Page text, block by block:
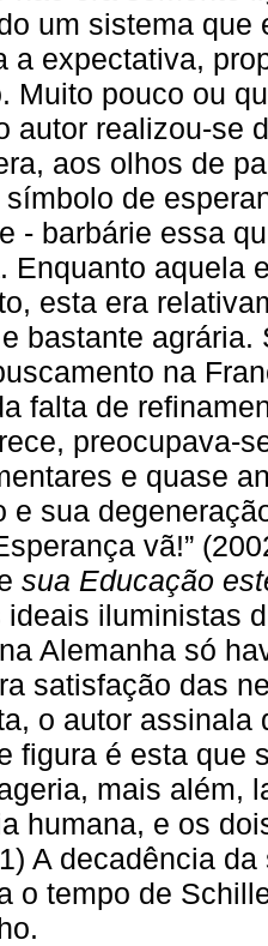
um sistema
a expectativa,
Muito pouco ou
autor realizou-se
aos olhos de
de
- barbárie essa
Enquanto aquela
esta era
bastante
na
falta de
preocupava-
e quase
e sua
vã!”
sua Educação
ideais iluministas
Alemanha só
satisfação das
o autor assinala
figura é esta que
mais além,
humana, e os
A decadência
o tempo de